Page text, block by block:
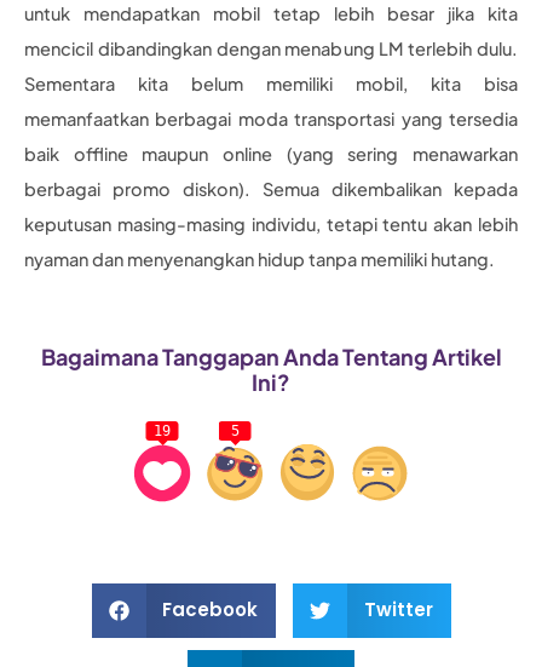
untuk mendapatkan mobil tetap lebih besar jika kita
mencicil dibandingkan dengan menabung LM terlebih dulu.
Sementara kita belum memiliki mobil, kita bisa
memanfaatkan berbagai moda transportasi yang tersedia
baik offline maupun online (yang sering menawarkan
berbagai promo diskon). Semua dikembalikan kepada
keputusan masing-masing individu, tetapi tentu akan lebih
nyaman dan menyenangkan hidup tanpa memiliki hutang.
Bagaimana Tanggapan Anda Tentang Artikel
Ini?
19 5
Facebook Twitter